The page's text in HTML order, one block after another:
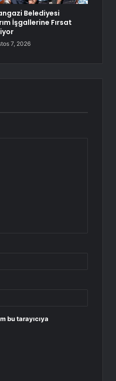
Belediyesi
İşgallerine Fırsat
7, 2026
bu tarayıcıya